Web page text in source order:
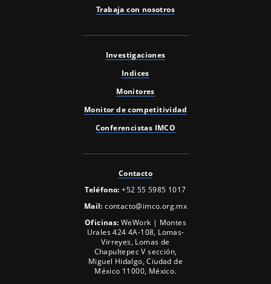
Trabaja con nosotros
Investigaciones
Indices
Monitores
Monitor de competitividad
Conferencistas IMCO
Contacto
Teléfono:+52 55 5985 1017
Mail:contacto@imco.org.mx
Oficinas: WeWork | Montes
Urales 424 4A-108, Lomas-
Virreyes, Lomas de
Chapultepec V sección,
Miguel Hidalgo, Ciudad de
México 11000, México.